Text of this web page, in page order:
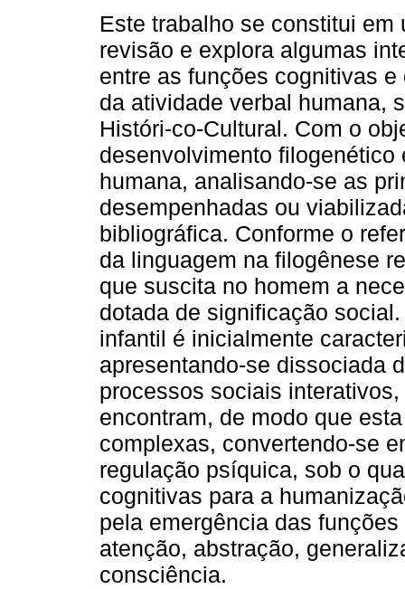
Este trabalho se constitui em
revisão e explora algumas
entre as funções cognitivas
da atividade verbal humana,
Históri-co-Cultural. Com o
desenvolvimento
humana, analisando-se as
desempenhadas ou
bibliográfica. Conforme o
da linguagem na filogênese
que suscita no homem a
dotada de significação
infantil é inicialmente
apresentando-se dissociada
processos sociais
encontram, de modo que
complexas, convertendo-se
regulação psíquica, sob o
cognitivas para a
pela emergência das
atenção, abstração,
consciência.